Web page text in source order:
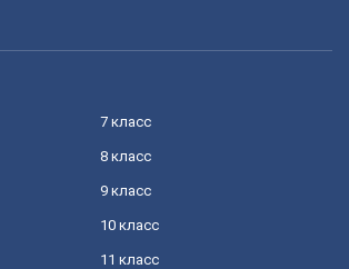
7 класс
8 класс
9 класс
10 класс
11 класс